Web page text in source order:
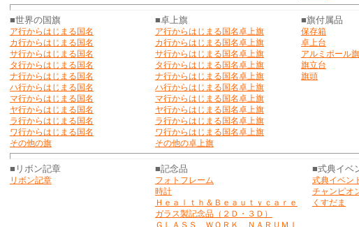
■世界の国旗
ア行からはじまる国名
カ行からはじまる国名
サ行からはじまる国名
タ行からはじまる国名
ナ行からはじまる国名
ハ行からはじまる国名
マ行からはじまる国名
ヤ行からはじまる国名
ラ行からはじまる国名
ワ行からはじまる国名
その他の旗
■卓上旗
ア行からはじまる国名卓上旗
カ行からはじまる国名卓上旗
サ行からはじまる国名卓上旗
タ行からはじまる国名卓上旗
ナ行からはじまる国名卓上旗
ハ行からはじまる国名卓上旗
マ行からはじまる国名卓上旗
ヤ行からはじまる国名卓上旗
ラ行からはじまる国名卓上旗
ワ行からはじまる国名卓上旗
その他の卓上旗
■旗付属品
保存箱
卓上台
アルミポール
旗立台
旗頭
■リボン記章
リボン記章
■記念品
フォトフレーム
時計
Ｈｅａｌｔｈ＆Ｂｅａｕｔｙｃａｒｅ
ガラス製記念品（２Ｄ・３Ｄ）
ＧＬＡＳＳ ＷＯＲＫ ＮＡＲＵＭＩ
■式典イベ
式典イベン
チャンピオ
くすだま